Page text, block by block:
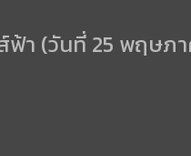
ฟ้า (วันที่ 25 พฤษภ